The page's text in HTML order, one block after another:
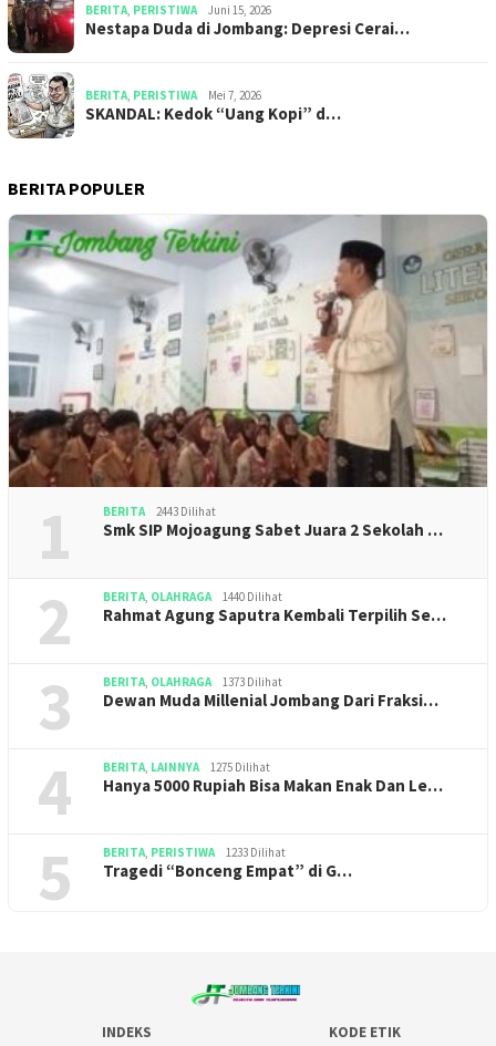
BERITA, PERISTIWA Juni 15, 2026
​​Nestapa Duda di Jombang: Depresi Cerai…
BERITA, PERISTIWA Mei 7, 2026
SKANDAL: Kedok “Uang Kopi” d…
BERITA POPULER
1 BERITA 2443 Dilihat
Smk SIP Mojoagung Sabet Juara 2 Sekolah …
2 BERITA, OLAHRAGA 1440 Dilihat
Rahmat Agung Saputra Kembali Terpilih Se…
3 BERITA, OLAHRAGA 1373 Dilihat
Dewan Muda Millenial Jombang Dari Fraksi…
4 BERITA, LAINNYA 1275 Dilihat
Hanya 5000 Rupiah Bisa Makan Enak Dan Le…
5 BERITA, PERISTIWA 1233 Dilihat
Tragedi “Bonceng Empat” di G…
INDEKS KODE ETIK